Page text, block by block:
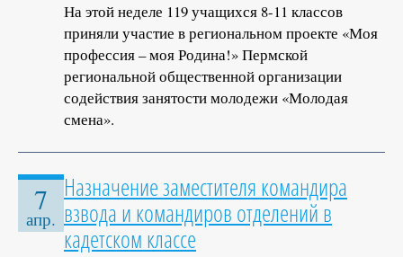
На этой неделе 119 учащихся 8-11 классов
приняли участие в региональном проекте «Моя
профессия – моя Родина!» Пермской
региональной общественной организации
содействия занятости молодежи «Молодая
смена».
7
апр.
Назначение заместителя командира
взвода и командиров отделений в
кадетском классе